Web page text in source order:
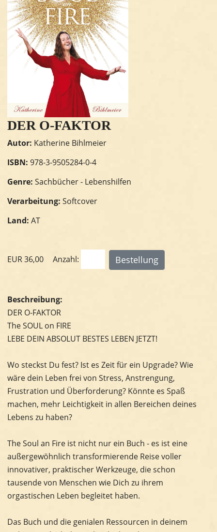
DER O-FAKTOR
Autor: Katherine Bihlmeier
ISBN: 978-3-9505284-0-4
Genre: Sachbücher - Lebenshilfen
Verarbeitung: Softcover
Land: AT
EUR36,00 Anzahl:
Beschreibung:
DER O-FAKTOR
The SOUL on FIRE
LEBE DEIN ABSOLUT BESTES LEBEN JETZT!
Wo steckst Du fest? Ist es Zeit für ein Upgrade? Wie
wäre dein Leben frei von Stress, Anstrengung,
Frustration und Überforderung? Könnte es Spaß
machen, mehr Leichtigkeit in allen Bereichen deines
Lebens zu haben?
The Soul an Fire ist nicht nur ein Buch - es ist eine
außergewöhnlich transformierende Reise voller
innovativer, praktischer Werkzeuge, die schon
tausende von Menschen wie Dich zu ihrem
orgastischen Leben begleitet haben.
Das Buch und die genialen Ressourcen in deinem